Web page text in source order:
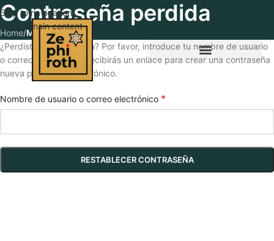
Skip to navigation
Skip to main content
Contraseña perdida
Home/Mi cuenta
¿Perdiste tu contraseña? Por favor, introduce tu nombre de usuario
o correo electrónico. Recibirás un enlace para crear una contraseña
nueva por correo electrónico.
Nombre de usuario o correo electrónico *
RESTABLECER CONTRASEÑA